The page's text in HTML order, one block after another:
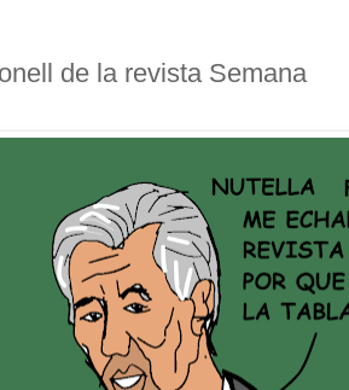
de la revista Semana